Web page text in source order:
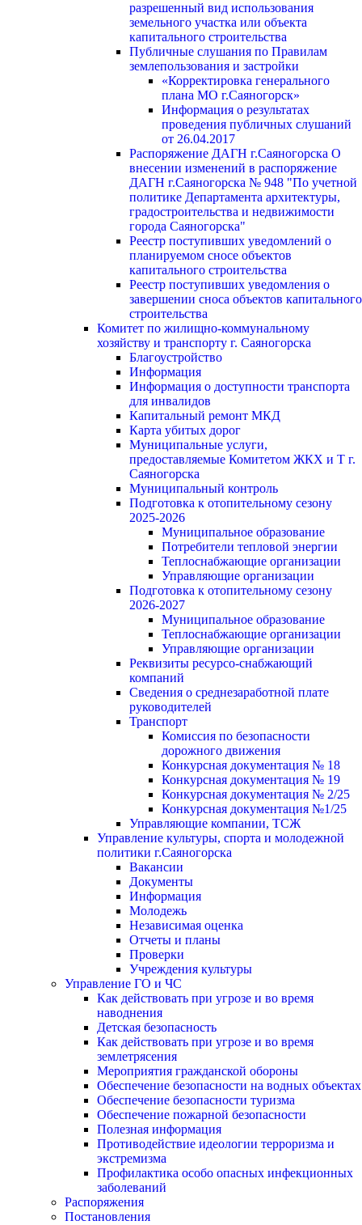
разрешенный вид использования
земельного участка или объекта
капитального строительства
Публичные слушания по Правилам
землепользования и застройки
«Корректировка генерального
плана МО г.Саяногорск»
Информация о результатах
проведения публичных слушаний
от 26.04.2017
Распоряжение ДАГН г.Саяногорска О
внесении изменений в распоряжение
ДАГН г.Саяногорска № 948 "По учетной
политике Департамента архитектуры,
градостроительства и недвижимости
города Саяногорска"
Реестр поступивших уведомлений о
планируемом сносе объектов
капитального строительства
Реестр поступивших уведомления о
завершении сноса объектов капитального
строительства
Комитет по жилищно-коммунальному
хозяйству и транспорту г. Саяногорска
Благоустройство
Информация
Информация о доступности транспорта
для инвалидов
Капитальный ремонт МКД
Карта убитых дорог
Муниципальные услуги,
предоставляемые Комитетом ЖКХ и Т г.
Саяногорска
Муниципальный контроль
Подготовка к отопительному сезону
2025-2026
Муниципальное образование
Потребители тепловой энергии
Теплоснабжающие организации
Управляющие организации
Подготовка к отопительному сезону
2026-2027
Муниципальное образование
Теплоснабжающие организации
Управляющие организации
Реквизиты ресурсо-снабжающий
компаний
Сведения о среднезаработной плате
руководителей
Транспорт
Комиссия по безопасности
дорожного движения
Конкурсная документация № 18
Конкурсная документация № 19
Конкурсная документация № 2/25
Конкурсная документация №1/25
Управляющие компании, ТСЖ
Управление культуры, спорта и молодежной
политики г.Саяногорска
Вакансии
Документы
Информация
Молодежь
Независимая оценка
Отчеты и планы
Проверки
Учреждения культуры
Управление ГО и ЧС
Как действовать при угрозе и во время
наводнения
Детская безопасность
Как действовать при угрозе и во время
землетрясения
Мероприятия гражданской обороны
Обеспечение безопасности на водных объектах
Обеспечение безопасности туризма
Обеспечение пожарной безопасности
Полезная информация
Противодействие идеологии терроризма и
экстремизма
Профилактика особо опасных инфекционных
заболеваний
Распоряжения
Постановления